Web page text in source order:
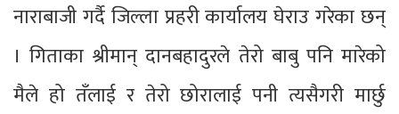
नाराबाजी गर्दै जिल्ला प्रहरी कार्यालय घेराउ गरेका छन्
। गिताका श्रीमान् दानबहादुरले तेरो बाबु पनि मारेको
मैले हो तँलाई र तेरो छोरालाई पनी त्यसैगरी मार्छु